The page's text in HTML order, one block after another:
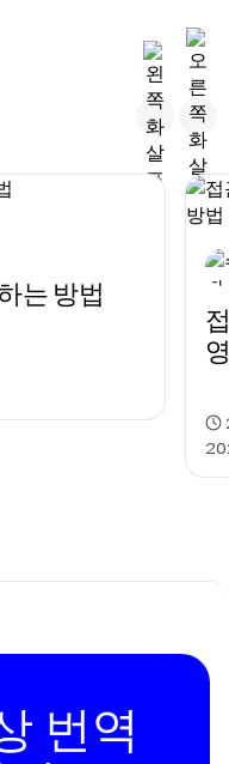
는 방법
번역